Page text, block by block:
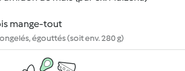
mange-tout
égouttés (soit env. 280 g)